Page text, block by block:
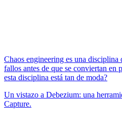
Chaos engineering es una
fallos antes de que se conviertan en
esta disciplina está tan de moda?
Un vistazo a Debezium: una
Capture.